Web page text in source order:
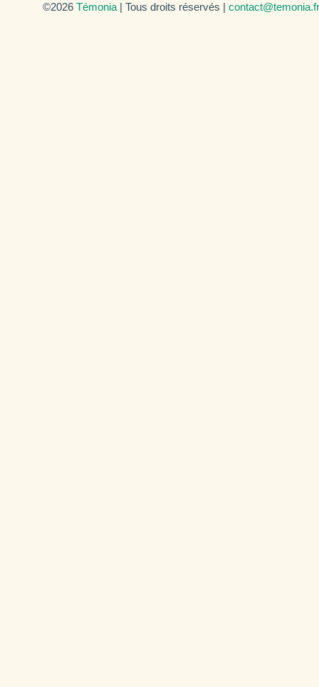
©2026 Témonia | Tous droits réservés | contact@temonia.fr